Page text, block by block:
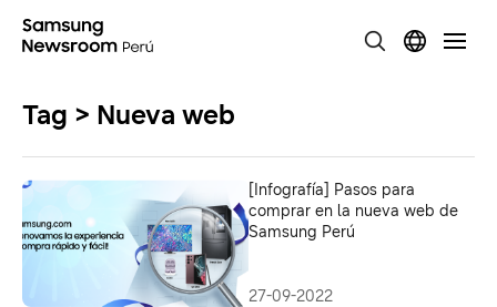
Tag > Nueva web
[Infografía] Pasos para
comprar en la nueva web de
Samsung Perú
27-09-2022